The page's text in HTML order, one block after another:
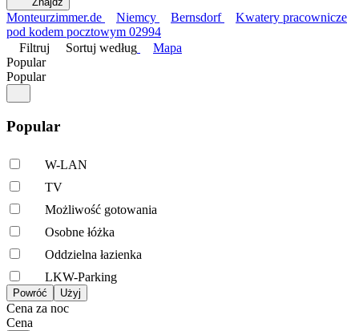
Monteurzimmer.de Niemcy Bernsdorf
Kwatery pracownicze
pod kodem pocztowym 02994
Filtruj
Sortuj według
Mapa
Popular
Popular
Popular
W-LAN
TV
Możliwość gotowania
Osobne łóżka
Oddzielna łazienka
LKW-Parking
Cena za noc
Cena